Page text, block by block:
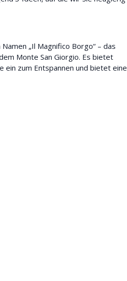
„Il Magnifico Borgo“ – das
Monte San Giorgio. Es bietet
ein zum Entspannen und bietet eine